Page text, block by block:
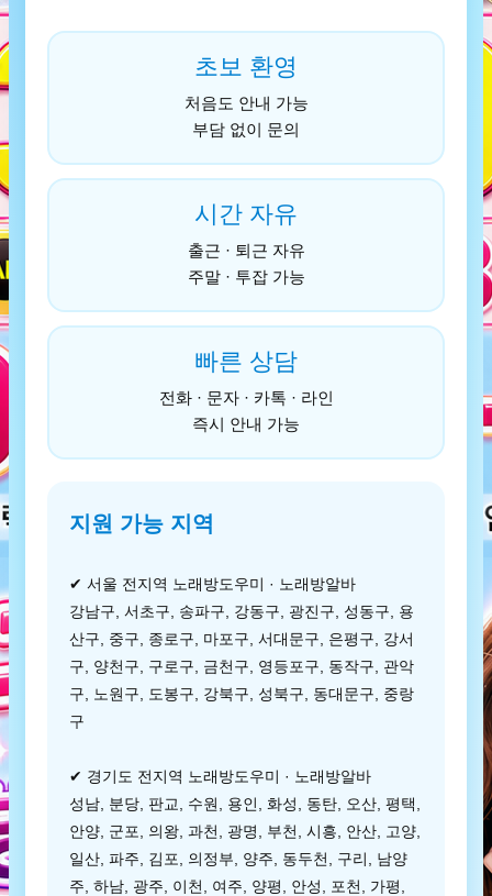
초보 환영
처음도 안내 가능
부담 없이 문의
시간 자유
출근 · 퇴근 자유
주말 · 투잡 가능
빠른 상담
전화 · 문자 · 카톡 · 라인
즉시 안내 가능
지원 가능 지역
✔ 서울 전지역 노래방도우미 · 노래방알바
강남구, 서초구, 송파구, 강동구, 광진구, 성동구, 용
산구, 중구, 종로구, 마포구, 서대문구, 은평구, 강서
구, 양천구, 구로구, 금천구, 영등포구, 동작구, 관악
구, 노원구, 도봉구, 강북구, 성북구, 동대문구, 중랑
구
✔ 경기도 전지역 노래방도우미 · 노래방알바
성남, 분당, 판교, 수원, 용인, 화성, 동탄, 오산, 평택,
안양, 군포, 의왕, 과천, 광명, 부천, 시흥, 안산, 고양,
일산, 파주, 김포, 의정부, 양주, 동두천, 구리, 남양
주, 하남, 광주, 이천, 여주, 양평, 안성, 포천, 가평,